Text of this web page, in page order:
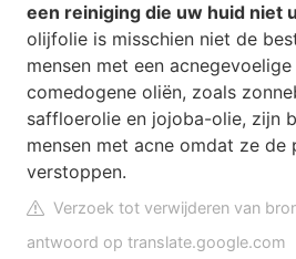
een reiniging die uw huid niet
olijfolie is misschien niet de
mensen met een
comedogene oliën, zoals
saffloerolie en jojoba-olie, zijn
mensen met acne omdat ze de
verstoppen.
Verzoek tot verwijderen van
antwoord op translate.google.com